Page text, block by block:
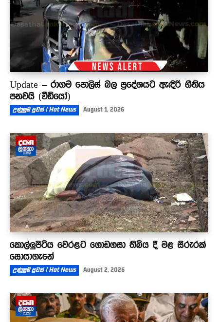
Update – රාගම පොලිස් බල ප්‍රදේශයට ඇඳිරි නීතිය
පනවයි (වීඩියෝ)
උණුසුම් පුවත් | Hot News August 1, 2026
කොල්ලුපිටිය වෙරළට ගොඩගසා තිබිය දී මළ සිරුරක්
සොයාගැනේ
උණුසුම් පුවත් | Hot News August 2, 2026